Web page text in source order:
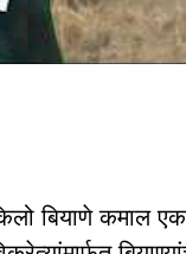
बियाणे कमाल एक